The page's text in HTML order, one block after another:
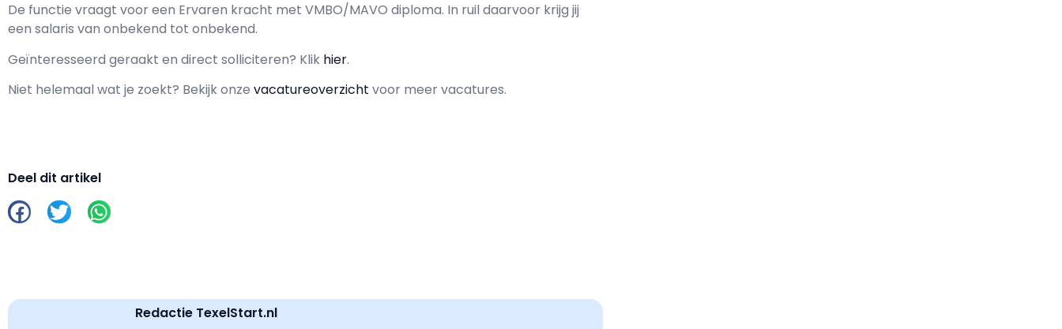
De functie vraagt voor een Ervaren kracht met VMBO/MAVO diploma. In ruil daarvoor krijg jij
een salaris van onbekend tot onbekend.
Geïnteresseerd geraakt en direct solliciteren? Klik hier.
Niet helemaal wat je zoekt? Bekijk onze vacatureoverzicht voor meer vacatures.
Deel dit artikel
Redactie TexelStart.nl